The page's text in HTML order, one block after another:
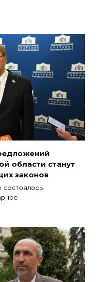
области станут
законов
состоялось